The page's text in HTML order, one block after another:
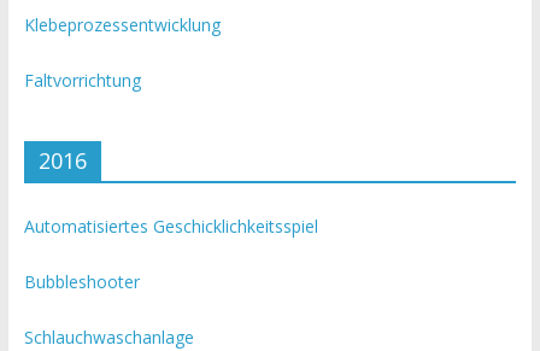
Klebeprozessentwicklung
Faltvorrichtung
2016
Automatisiertes Geschicklichkeitsspiel
Bubbleshooter
Schlauchwaschanlage